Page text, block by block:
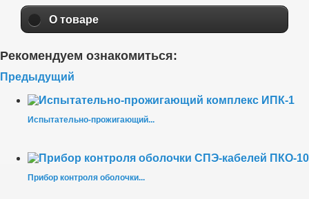
О товаре
Рекомендуем ознакомиться:
Предыдущий
Испытательно-прожигающий...
Прибор контроля оболочки...